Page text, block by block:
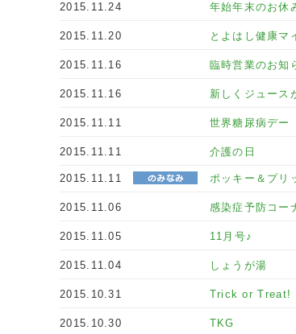
2015.11.24 年始年末のお休
2015.11.20 とよはし健康マ
2015.11.16 臨時営業のお知
2015.11.16 新しくジュース
2015.11.11 世界糖尿病デー
2015.11.11 介護の日
2015.11.11 ポッキー＆プリ
2015.11.06 感染症予防コー
2015.11.05 11月号♪
2015.11.04 しょうが湯
2015.10.31 Trick or Treat!
2015.10.30 TKG